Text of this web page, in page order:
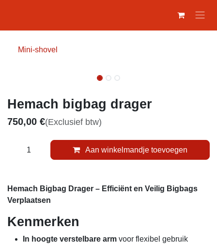
Mini-shovel
Hemach bigbag drager
750,00€(Exclusief btw)
Aan winkelmandje toevoegen
Hemach Bigbag Drager – Efficiënt en Veilig Bigbags
Verplaatsen
Kenmerken
In hoogte verstelbare armvoor flexibel gebruik